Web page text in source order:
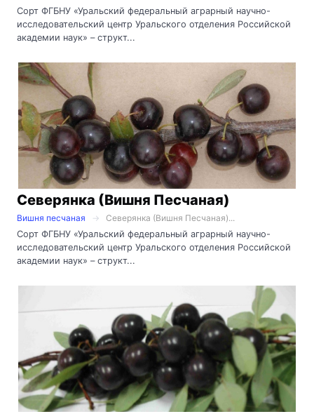
Сорт ФГБНУ «Уральский федеральный аграрный научно-
исследовательский центр Уральского отделения Российской
академии наук» – структ...
Северянка (Вишня Песчаная)
Вишня песчаная
Северянка (Вишня Песчаная)...
Сорт ФГБНУ «Уральский федеральный аграрный научно-
исследовательский центр Уральского отделения Российской
академии наук» – структ...